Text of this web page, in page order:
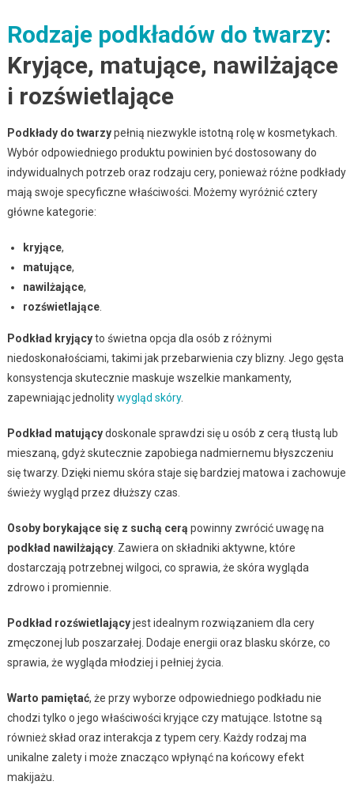
Rodzaje podkładów do twarzy:
Kryjące, matujące, nawilżające
i rozświetlające
Podkłady do twarzypełnią niezwykle istotną rolę w kosmetykach.
Wybór odpowiedniego produktu powinien być dostosowany do
indywidualnych potrzeb oraz rodzaju cery, ponieważ różne podkłady
mają swoje specyficzne właściwości. Możemy wyróżnić cztery
główne kategorie:
kryjące,
matujące,
nawilżające,
rozświetlające.
Podkład kryjącyto świetna opcja dla osób z różnymi
niedoskonałościami, takimi jak przebarwienia czy blizny. Jego gęsta
konsystencja skutecznie maskuje wszelkie mankamenty,
zapewniając jednolitywygląd skóry.
Podkład matującydoskonale sprawdzi się u osób z cerą tłustą lub
mieszaną, gdyż skutecznie zapobiega nadmiernemu błyszczeniu
się twarzy. Dzięki niemu skóra staje się bardziej matowa i zachowuje
świeży wygląd przez dłuższy czas.
Osoby borykające się z suchą cerą powinny zwrócić uwagę na
podkład nawilżający. Zawiera on składniki aktywne, które
dostarczają potrzebnej wilgoci, co sprawia, że skóra wygląda
zdrowo i promiennie.
Podkład rozświetlającyjest idealnym rozwiązaniem dla cery
zmęczonej lub poszarzałej. Dodaje energii oraz blasku skórze, co
sprawia, że wygląda młodziej i pełniej życia.
Warto pamiętać, że przy wyborze odpowiedniego podkładu nie
chodzi tylko o jego właściwości kryjące czy matujące. Istotne są
również skład oraz interakcja z typem cery. Każdy rodzaj ma
unikalne zalety i może znacząco wpłynąć na końcowy efekt
makijażu.